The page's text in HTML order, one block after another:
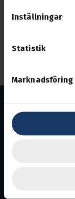
Inställningar
Statistik
Marknadsföring
nomineringar
Vi kommer
Fika kommer